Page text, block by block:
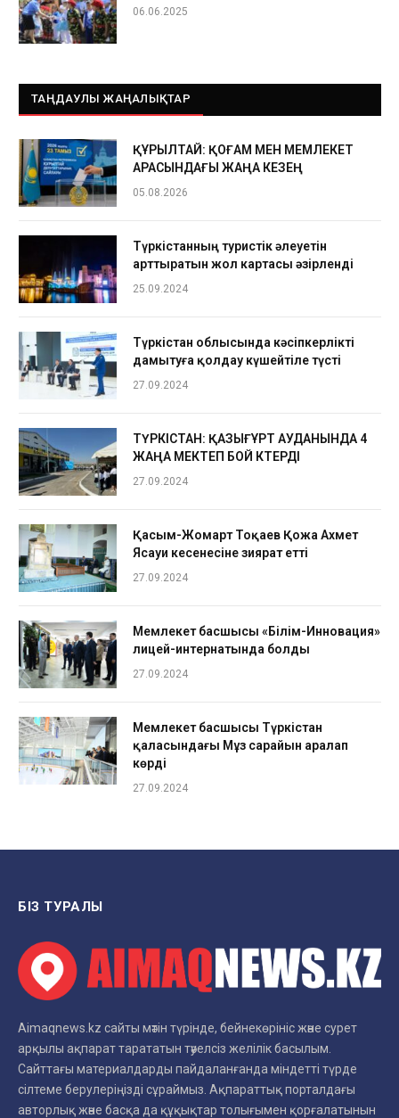
06.06.2025
ТАҢДАУЛЫ ЖАҢАЛЫҚТАР
ҚҰРЫЛТАЙ: ҚОҒАМ МЕН МЕМЛЕКЕТ
АРАСЫНДАҒЫ ЖАҢА КЕЗЕҢ
05.08.2026
Түркістанның туристік әлеуетін
арттыратын жол картасы әзірленді
25.09.2024
Түркістан облысында кәсіпкерлікті
дамытуға қолдау күшейтіле түсті
27.09.2024
ТҮРКІСТАН: ҚАЗЫҒҰРТ АУДАНЫНДА 4
ЖАҢА МЕКТЕП БОЙ КӨТЕРДІ
27.09.2024
Қасым-Жомарт Тоқаев Қожа Ахмет
Ясауи кесенесіне зиярат етті
27.09.2024
Мемлекет басшысы «Білім-Инновация»
лицей-интернатында болды
27.09.2024
Мемлекет басшысы Түркістан
қаласындағы Мұз сарайын аралап
көрді
27.09.2024
БІЗ ТУРАЛЫ
Aimaqnews.kz сайты мәтін түрінде, бейнекөрініс және сурет
арқылы ақпарат тарататын тәуелсіз желілік басылым.
Сайттағы материалдарды пайдаланғанда міндетті түрде
сілтеме берулеріңізді сұраймыз. Ақпараттық порталдағы
авторлық және басқа да құқықтар толығымен қорғалатынын